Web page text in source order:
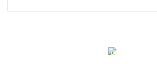
لقانون النفاذ إلى المعلومة